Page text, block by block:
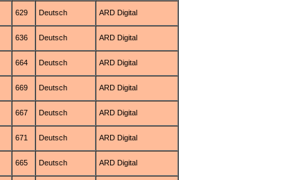
629 Deutsch ARD Digital
636 Deutsch ARD Digital
664 Deutsch ARD Digital
669 Deutsch ARD Digital
667 Deutsch ARD Digital
671 Deutsch ARD Digital
665 Deutsch ARD Digital